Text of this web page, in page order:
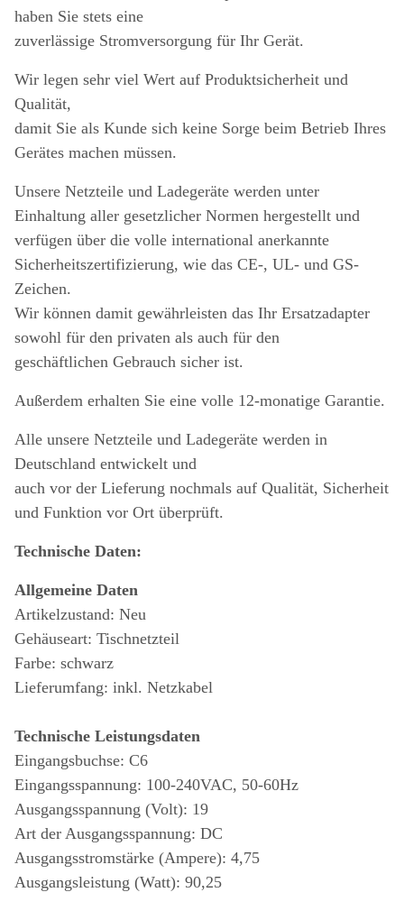
haben Sie stets eine
zuverlässige Stromversorgung für Ihr Gerät.
Wir legen sehr viel Wert auf Produktsicherheit und
Qualität,
damit Sie als Kunde sich keine Sorge beim Betrieb Ihres
Gerätes machen müssen.
Unsere Netzteile und Ladegeräte werden unter
Einhaltung aller gesetzlicher Normen hergestellt und
verfügen über die volle international anerkannte
Sicherheitszertifizierung, wie das CE-, UL- und GS-
Zeichen.
Wir können damit gewährleisten das Ihr Ersatzadapter
sowohl für den privaten als auch für den
geschäftlichen Gebrauch sicher ist.
Außerdem erhalten Sie eine volle 12-monatige Garantie.
Alle unsere Netzteile und Ladegeräte werden in
Deutschland entwickelt und
auch vor der Lieferung nochmals auf Qualität, Sicherheit
und Funktion vor Ort überprüft.
Technische Daten:
Allgemeine Daten
Artikelzustand: Neu
Gehäuseart: Tischnetzteil
Farbe: schwarz
Lieferumfang: inkl. Netzkabel
Technische Leistungsdaten
Eingangsbuchse: C6
Eingangsspannung: 100-240VAC, 50-60Hz
Ausgangsspannung (Volt): 19
Art der Ausgangsspannung: DC
Ausgangsstromstärke (Ampere): 4,75
Ausgangsleistung (Watt): 90,25